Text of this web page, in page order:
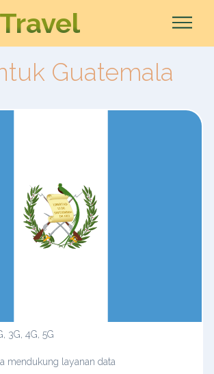
Guatemala
3G, 4G, 5G
mendukung layanan data